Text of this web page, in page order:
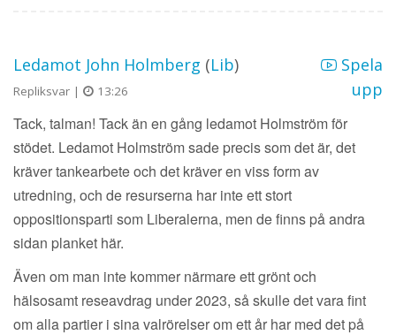
Ledamot John Holmberg (Lib)
Repliksvar | 13:26
Spela
upp
Tack, talman! Tack än en gång ledamot Holmström för
stödet. Ledamot Holmström sade precis som det är, det
kräver tankearbete och det kräver en viss form av
utredning, och de resurserna har inte ett stort
oppositionsparti som Liberalerna, men de finns på andra
sidan planket här.
Även om man inte kommer närmare ett grönt och
hälsosamt reseavdrag under 2023, så skulle det vara fint
om alla partier i sina valrörelser om ett år har med det på